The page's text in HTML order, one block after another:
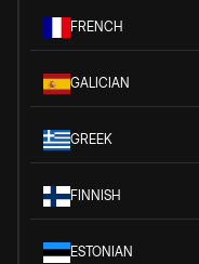
FRENCH
GALICIAN
GREEK
FINNISH
ESTONIAN